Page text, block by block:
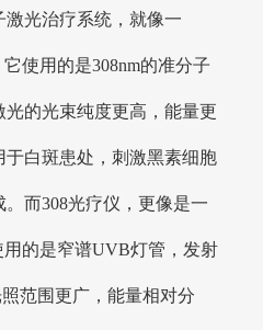
激光治疗系统，就像一
使用的是308nm的准分子
的光束纯度更高，能量更
白斑患处，刺激黑素细胞
而308光疗仪，更像是一
用的是窄谱UVB灯管，发射
范围更广，能量相对分